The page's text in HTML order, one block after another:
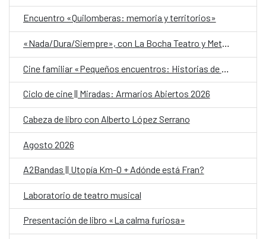
Encuentro «Quilomberas: memoria y territorios»
«Nada/Dura/Siempre», con La Bocha Teatro y Metafórica
Ciclo de cine || Miradas: Armarios Abiertos 2026
Cabeza de libro con Alberto López Serrano
Agosto 2026
A2Bandas || Utopía Km-0 + Adónde está Fran?
Laboratorio de teatro musical
Presentación de libro «La calma furiosa»